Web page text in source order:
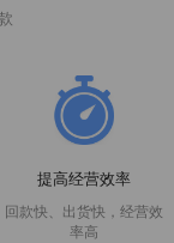
提高经营效率
回款快、出货快，经营效
率高